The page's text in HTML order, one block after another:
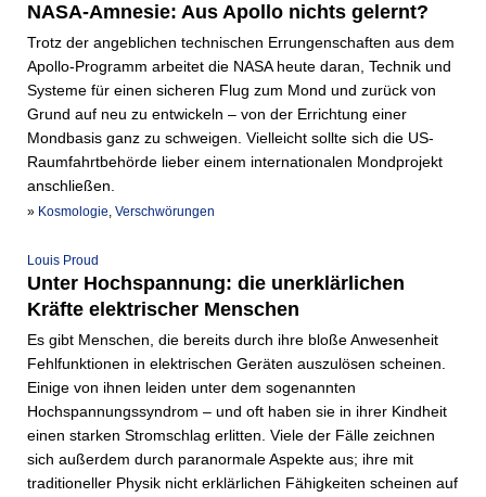
NASA-Amnesie: Aus Apollo nichts gelernt?
Trotz der angeblichen technischen Errungenschaften aus dem
Apollo-Programm arbeitet die NASA heute daran, Technik und
Systeme für einen sicheren Flug zum Mond und zurück von
Grund auf neu zu entwickeln – von der Errichtung einer
Mondbasis ganz zu schweigen. Vielleicht sollte sich die US-
Raumfahrtbehörde lieber einem internationalen Mondprojekt
anschließen.
» Kosmologie, Verschwörungen
Louis Proud
Unter Hochspannung: die unerklärlichen
Kräfte elektrischer Menschen
Es gibt Menschen, die bereits durch ihre bloße Anwesenheit
Fehlfunktionen in elektrischen Geräten auszulösen scheinen.
Einige von ihnen leiden unter dem sogenannten
Hochspannungssyndrom – und oft haben sie in ihrer Kindheit
einen starken Stromschlag erlitten. Viele der Fälle zeichnen
sich außerdem durch paranormale Aspekte aus; ihre mit
traditioneller Physik nicht erklärlichen Fähigkeiten scheinen auf